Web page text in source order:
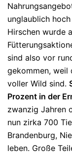
unglaublich
Hirschen wurde
sind also vor
gekommen, weil
voller Wild sind.
Prozent in der
zwanzig Jahren
nun zirka 700
Brandenburg,
leben. Große